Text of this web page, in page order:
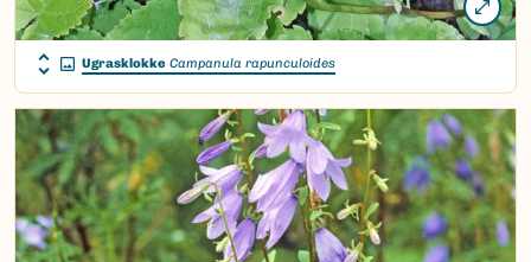
Ugrasklokke Campanula rapunculoides